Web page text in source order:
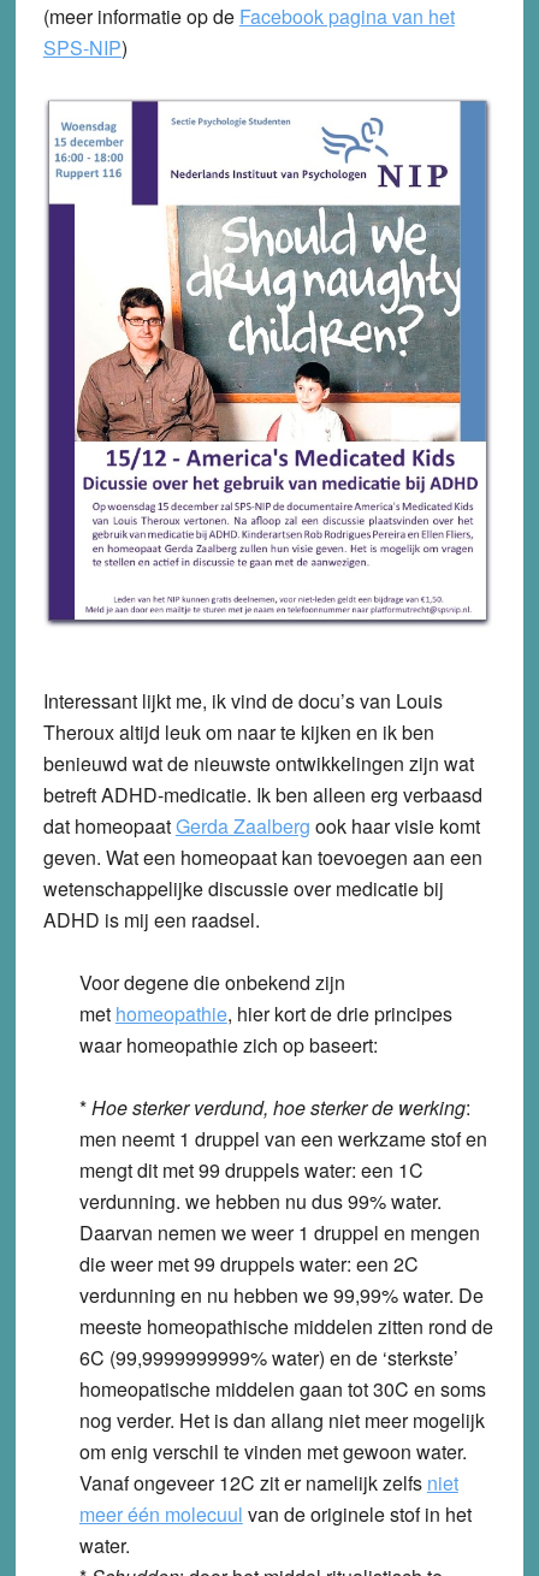
(meer informatie op de Facebook pagina van het
SPS-NIP)
Interessant lijkt me, ik vind de docu’s van Louis
Theroux altijd leuk om naar te kijken en ik ben
benieuwd wat de nieuwste ontwikkelingen zijn wat
betreft ADHD-medicatie. Ik ben alleen erg verbaasd
dat homeopaatGerda Zaalberg ook haar visie komt
geven. Wat een homeopaat kan toevoegen aan een
wetenschappelijke discussie over medicatie bij
ADHD is mij een raadsel.
Voor degene die onbekend zijn
met homeopathie, hier kort de drie principes
waar homeopathie zich op baseert:
*Hoe sterker verdund, hoe sterker de werking:
men neemt 1 druppel van een werkzame stof en
mengt dit met 99 druppels water: een 1C
verdunning. we hebben nu dus 99% water.
Daarvan nemen we weer 1 druppel en mengen
die weer met 99 druppels water: een 2C
verdunning en nu hebben we 99,99% water. De
meeste homeopathische middelen zitten rond de
6C (99,9999999999% water) en de ‘sterkste’
homeopatische middelen gaan tot 30C en soms
nog verder. Het is dan allang niet meer mogelijk
om enig verschil te vinden met gewoon water.
Vanaf ongeveer 12C zit er namelijk zelfs niet
meer één molecuul van de originele stof in het
water.